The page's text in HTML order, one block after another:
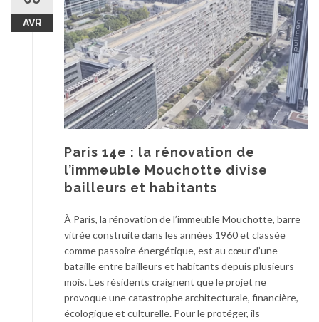
AVR
Paris 14e : la rénovation de
l’immeuble Mouchotte divise
bailleurs et habitants
À Paris, la rénovation de l’immeuble Mouchotte, barre
vitrée construite dans les années 1960 et classée
comme passoire énergétique, est au cœur d’une
bataille entre bailleurs et habitants depuis plusieurs
mois. Les résidents craignent que le projet ne
provoque une catastrophe architecturale, financière,
écologique et culturelle. Pour le protéger, ils